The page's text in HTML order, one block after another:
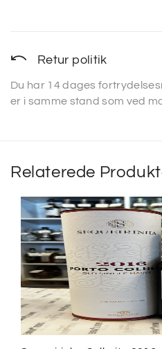
Retur politik
Du har 14 dages
er i samme stand som ved
Relaterede